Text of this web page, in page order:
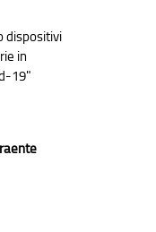
dispositivi
in
19"